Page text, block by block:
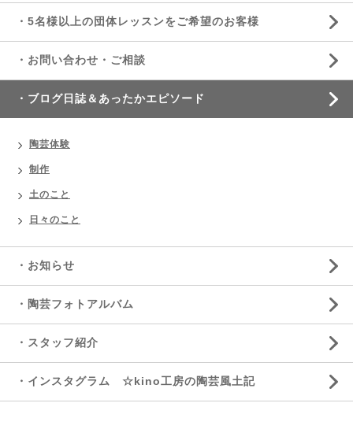
・5名様以上の団体レッスンをご希望のお客様
・お問い合わせ・ご相談
・ブログ日誌＆あったかエピソード
陶芸体験
制作
土のこと
日々のこと
・お知らせ
・陶芸フォトアルバム
・スタッフ紹介
・インスタグラム ☆kino工房の陶芸風土記